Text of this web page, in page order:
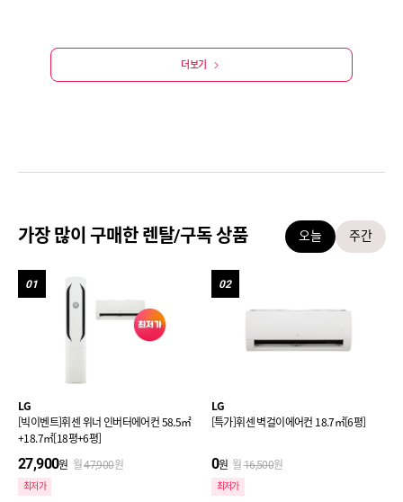
더보기
가장 많이 구매한 렌탈/구독 상품 오늘 주간
01
LG
[빅이벤트]휘센 위너 인버터에어컨 58.5㎡
+18.7㎡[18평+6평]
27,900원 월47,900원
최저가
02
LG
[특가]휘센 벽걸이에어컨 18.7㎡[6평]
0원 월16,500원
최저가